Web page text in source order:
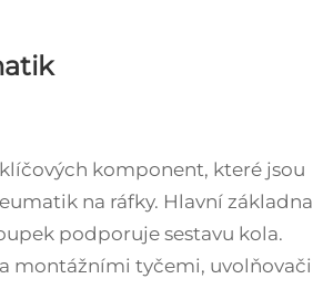
komponent, které jsou
na ráfky. Hlavní základna
podporuje sestavu kola.
montážními tyčemi, uvolňovači